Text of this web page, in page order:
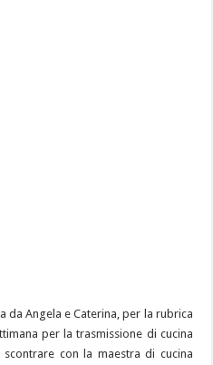
da Angela e Caterina, per la rubrica
per la trasmissione di cucina
con la maestra di cucina